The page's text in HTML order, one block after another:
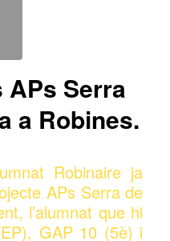
APs Serra
a Robines.
Robinaire ja
APs Serra de
l’alumnat que hi
GAP 10 (5è) i